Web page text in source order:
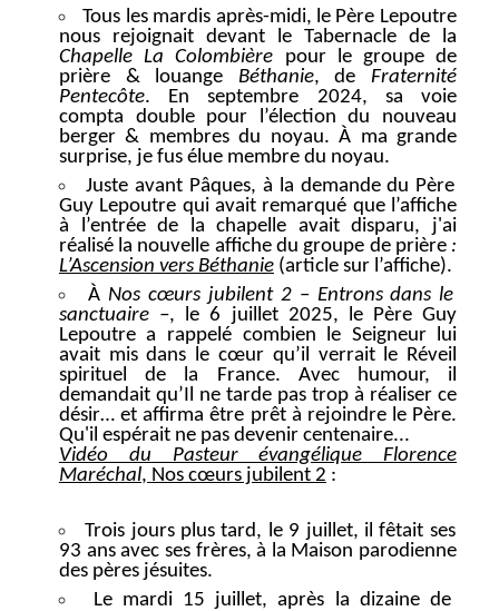
Tous les mardis après-midi, le Père Lepoutre
nous rejoignait devant le Tabernacle de la
Chapelle La Colombière pour le groupe de
prière & louange Béthanie, deFraternité
Pentecôte. En septembre 2024, sa voie
compta double pour l’élection du nouveau
berger & membres du noyau. À ma grande
surprise, je fus élue membre du noyau.
Juste avant Pâques, à la demande du Père
Guy Lepoutre qui avait remarqué que l’affiche
à l’entrée de la chapelle avait disparu, j'ai
réalisé la nouvelle affiche du groupe de prière :
L’Ascension vers Béthanie (article sur l’affiche).
À Nos cœurs jubilent 2– Entrons dans le
sanctuaire –, le 6 juillet 2025, le Père Guy
Lepoutre a rappelé combien le Seigneur lui
avait mis dans le cœur qu’il verrait le Réveil
spirituel de la France. Avec humour, il
demandait qu’Il ne tarde pas trop à réaliser ce
désir… et affirma être prêt à rejoindre le Père.
Qu'il espérait ne pas devenir centenaire...
Vidéo du Pasteur évangélique Florence
Maréchal, Nos cœurs jubilent 2 :
Trois jours plus tard, le 9 juillet, il fêtait ses
93 ans avec ses frères, à la Maison parodienne
des pères jésuites.
Le mardi 15 juillet, après la dizaine de